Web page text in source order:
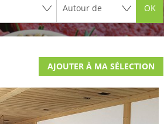
OK
AJOUTER À MA SÉLECTION